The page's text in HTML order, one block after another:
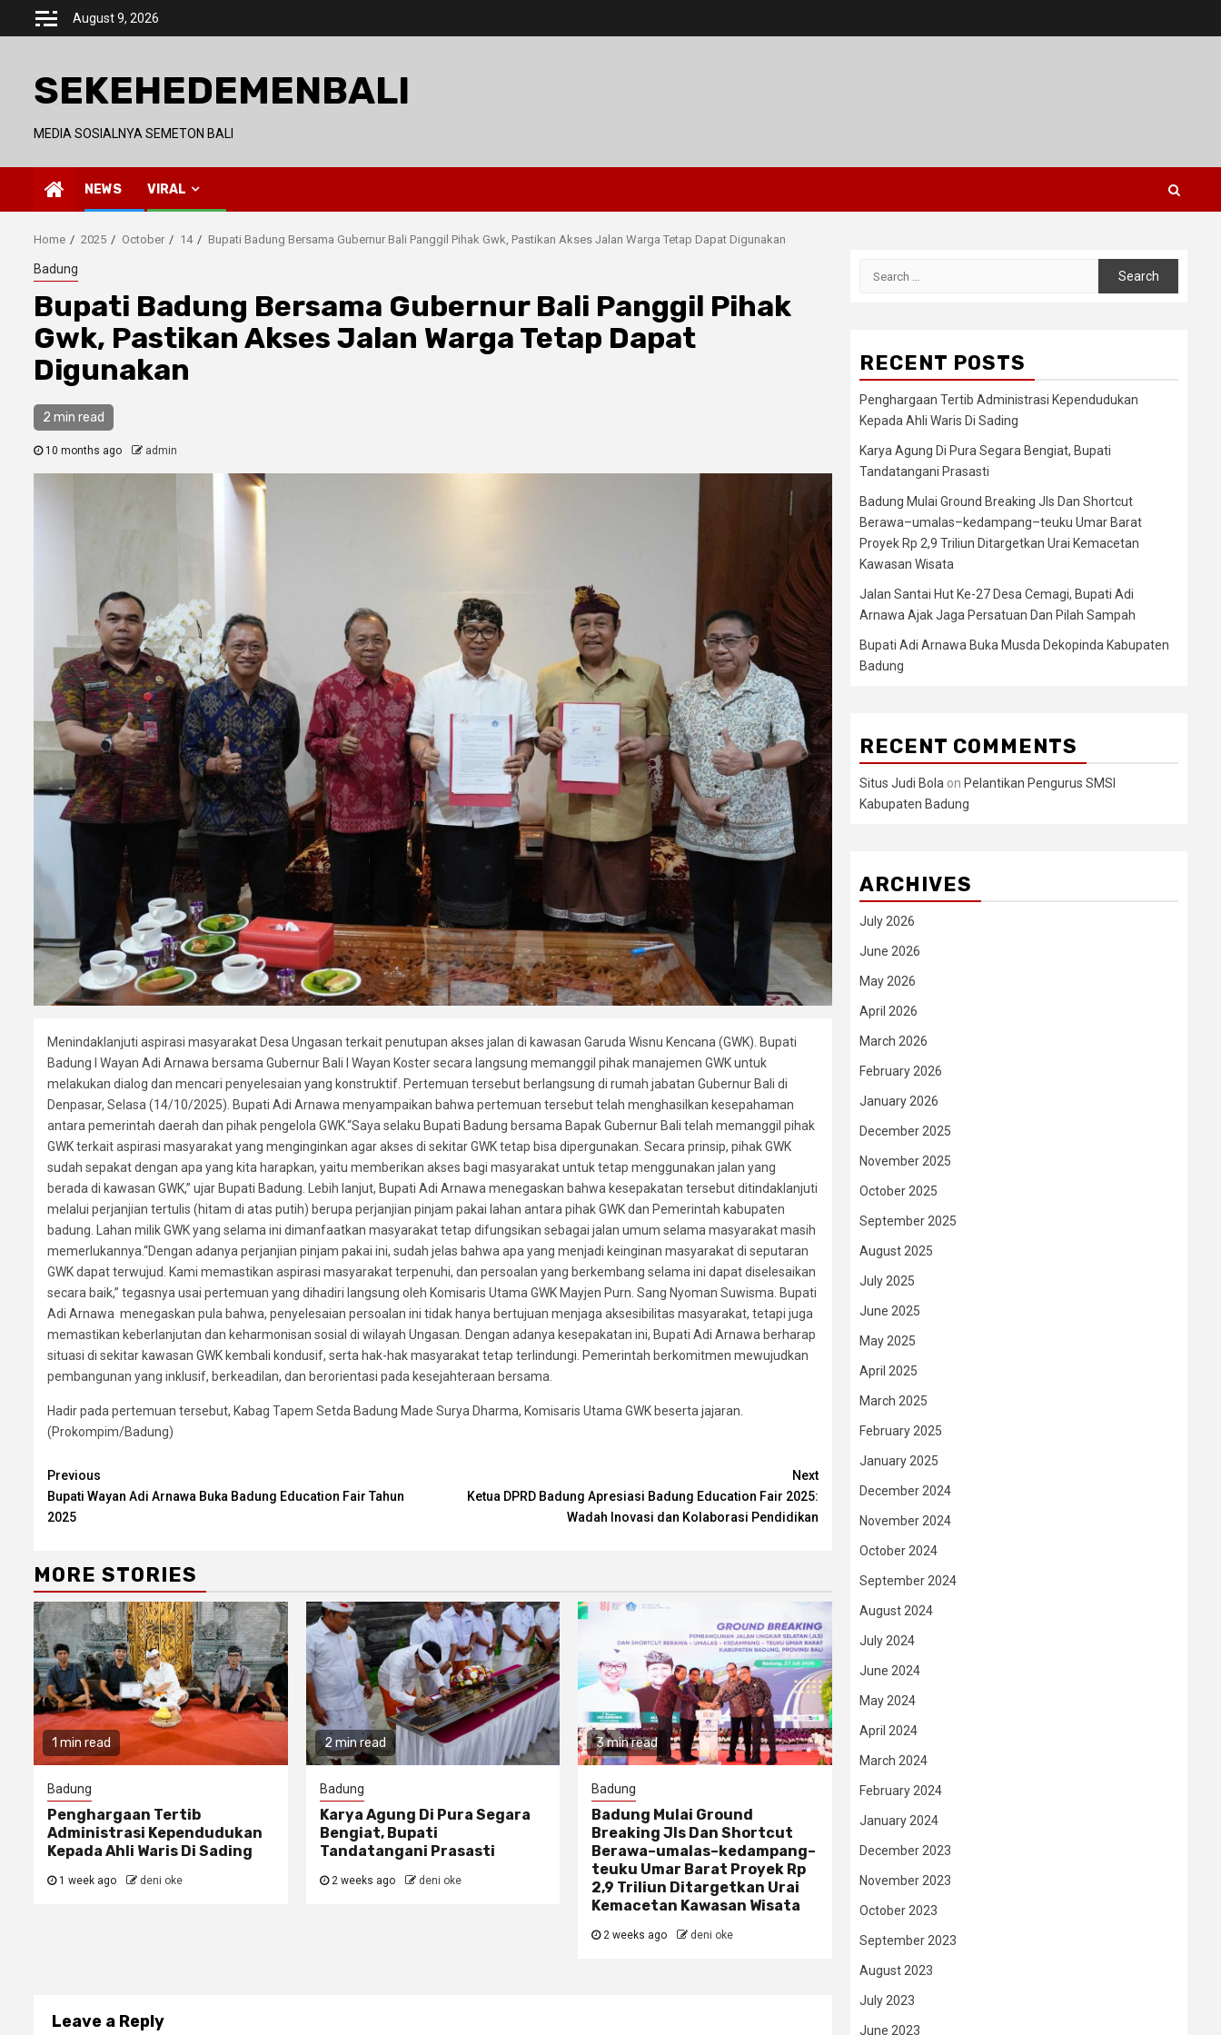
August 9, 2026
SEKEHEDEMENBALI
MEDIA SOSIALNYA SEMETON BALI
NEWS VIRAL
Home 2025 October 14 Bupati Badung Bersama Gubernur Bali Panggil Pihak Gwk, Pastikan Akses Jalan Warga Tetap Dapat Digunakan
Badung
Bupati Badung Bersama Gubernur Bali Panggil Pihak
Gwk, Pastikan Akses Jalan Warga Tetap Dapat
Digunakan
2 min read
10 months ago admin
Menindaklanjuti aspirasi masyarakat Desa Ungasan terkait penutupan akses jalan di kawasan Garuda Wisnu Kencana (GWK). Bupati
Badung I Wayan Adi Arnawa bersama Gubernur Bali I Wayan Koster secara langsung memanggil pihak manajemen GWK untuk
melakukan dialog dan mencari penyelesaian yang konstruktif. Pertemuan tersebut berlangsung di rumah jabatan Gubernur Bali di
Denpasar, Selasa (14/10/2025). Bupati Adi Arnawa menyampaikan bahwa pertemuan tersebut telah menghasilkan kesepahaman
antara pemerintah daerah dan pihak pengelola GWK.“Saya selaku Bupati Badung bersama Bapak Gubernur Bali telah memanggil pihak
GWK terkait aspirasi masyarakat yang menginginkan agar akses di sekitar GWK tetap bisa dipergunakan. Secara prinsip, pihak GWK
sudah sepakat dengan apa yang kita harapkan, yaitu memberikan akses bagi masyarakat untuk tetap menggunakan jalan yang
berada di kawasan GWK,” ujar Bupati Badung. Lebih lanjut, Bupati Adi Arnawa menegaskan bahwa kesepakatan tersebut ditindaklanjuti
melalui perjanjian tertulis (hitam di atas putih) berupa perjanjian pinjam pakai lahan antara pihak GWK dan Pemerintah kabupaten
badung. Lahan milik GWK yang selama ini dimanfaatkan masyarakat tetap difungsikan sebagai jalan umum selama masyarakat masih
memerlukannya.“Dengan adanya perjanjian pinjam pakai ini, sudah jelas bahwa apa yang menjadi keinginan masyarakat di seputaran
GWK dapat terwujud. Kami memastikan aspirasi masyarakat terpenuhi, dan persoalan yang berkembang selama ini dapat diselesaikan
secara baik,” tegasnya usai pertemuan yang dihadiri langsung oleh Komisaris Utama GWK Mayjen Purn. Sang Nyoman Suwisma. Bupati
Adi Arnawa menegaskan pula bahwa, penyelesaian persoalan ini tidak hanya bertujuan menjaga aksesibilitas masyarakat, tetapi juga
memastikan keberlanjutan dan keharmonisan sosial di wilayah Ungasan. Dengan adanya kesepakatan ini, Bupati Adi Arnawa berharap
situasi di sekitar kawasan GWK kembali kondusif, serta hak-hak masyarakat tetap terlindungi. Pemerintah berkomitmen mewujudkan
pembangunan yang inklusif, berkeadilan, dan berorientasi pada kesejahteraan bersama.
Hadir pada pertemuan tersebut, Kabag Tapem Setda Badung Made Surya Dharma, Komisaris Utama GWK beserta jajaran.
(Prokompim/Badung)
Continue
Reading
Previous
Bupati Wayan Adi Arnawa Buka Badung Education Fair Tahun
2025
Next
Ketua DPRD Badung Apresiasi Badung Education Fair 2025:
Wadah Inovasi dan Kolaborasi Pendidikan
MORE STORIES
1 min read
Badung
Penghargaan Tertib
Administrasi Kependudukan
Kepada Ahli Waris Di Sading
1 week ago deni oke
2 min read
Badung
Karya Agung Di Pura Segara
Bengiat, Bupati
Tandatangani Prasasti
2 weeks ago deni oke
3 min read
Badung
Badung Mulai Ground
Breaking Jls Dan Shortcut
Berawa–umalas–kedampang–
teuku Umar Barat Proyek Rp
2,9 Triliun Ditargetkan Urai
Kemacetan Kawasan Wisata
2 weeks ago deni oke
Leave a Reply
RECENT POSTS
Penghargaan Tertib Administrasi Kependudukan
Kepada Ahli Waris Di Sading
Karya Agung Di Pura Segara Bengiat, Bupati
Tandatangani Prasasti
Badung Mulai Ground Breaking Jls Dan Shortcut
Berawa–umalas–kedampang–teuku Umar Barat
Proyek Rp 2,9 Triliun Ditargetkan Urai Kemacetan
Kawasan Wisata
Jalan Santai Hut Ke-27 Desa Cemagi, Bupati Adi
Arnawa Ajak Jaga Persatuan Dan Pilah Sampah
Bupati Adi Arnawa Buka Musda Dekopinda Kabupaten
Badung
RECENT COMMENTS
Situs Judi Bola on Pelantikan Pengurus SMSI
Kabupaten Badung
ARCHIVES
July 2026
June 2026
May 2026
April 2026
March 2026
February 2026
January 2026
December 2025
November 2025
October 2025
September 2025
August 2025
July 2025
June 2025
May 2025
April 2025
March 2025
February 2025
January 2025
December 2024
November 2024
October 2024
September 2024
August 2024
July 2024
June 2024
May 2024
April 2024
March 2024
February 2024
January 2024
December 2023
November 2023
October 2023
September 2023
August 2023
July 2023
June 2023